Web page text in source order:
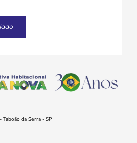
Taboão da Serra - SP